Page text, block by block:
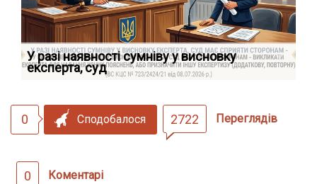
У разі наявності сумніву у висновку
експерта, суд
0 Сподобалося 2722 Переглядів
0 Коментарі